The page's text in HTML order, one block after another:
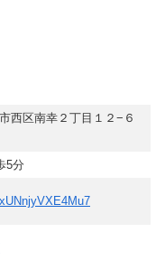
西区南幸２丁目１２−６
5分